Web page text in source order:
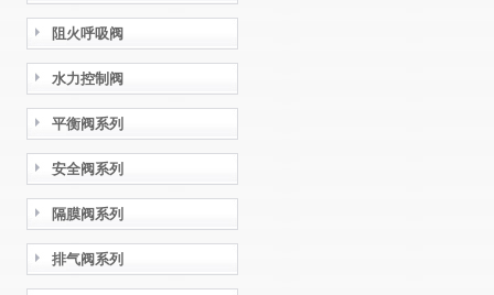
阻火呼吸阀
水力控制阀
平衡阀系列
安全阀系列
隔膜阀系列
排气阀系列